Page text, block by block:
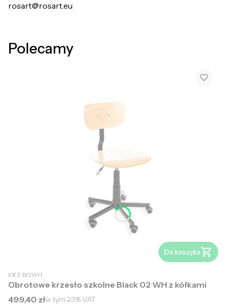
rosart@rosart.eu
Polecamy
Do koszyka
KRZ-BGWH
Obrotowe krzesło szkolne Black 02 WH z kółkami
Cena brutto
499,40 złw tym 23%VAT